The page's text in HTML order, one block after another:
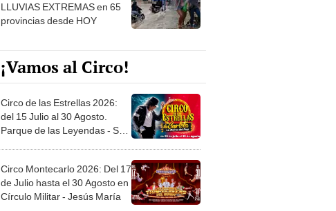
LLUVIAS EXTREMAS en 65
provincias desde HOY
¡Vamos al Circo!
Circo de las Estrellas 2026:
del 15 Julio al 30 Agosto.
Parque de las Leyendas - San
Circo Montecarlo 2026: Del 17
de Julio hasta el 30 Agosto en
Círculo Militar - Jesús María